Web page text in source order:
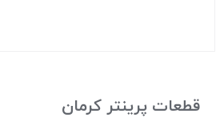
قطعات پرینتر کرمان